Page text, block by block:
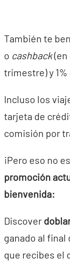
También te
o cashback(en
trimestre) y
Incluso los
tarjeta de
comisión por
¡Pero eso no
promoción
bienvenida:
Discover
ganado al final
que recibes el